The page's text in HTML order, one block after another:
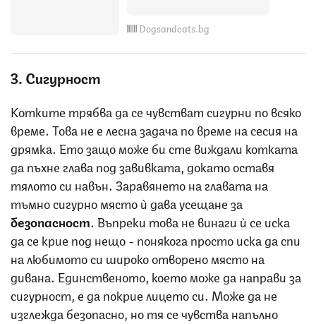
Dogsandcats.bg
3. Сигурност
Котките трябва да се чувстват сигурни по всяко
време. Това не е лесна задача по време на сесия на
дрямка. Ето защо може би сте виждали котката
да пъхне глава под завивката, докато оставя
тялото си навън. Заравянето на главата на
тъмно сигурно място ѝ дава усещане за
безопасност. Въпреки това не винаги ѝ се иска
да се крие под нещо - понякога просто иска да спи
на любимото си широко отворено място на
дивана. Единственото, което може да направи за
сигурност, е да покрие лицето си. Може да не
изглежда безопасно, но тя се чувства напълно